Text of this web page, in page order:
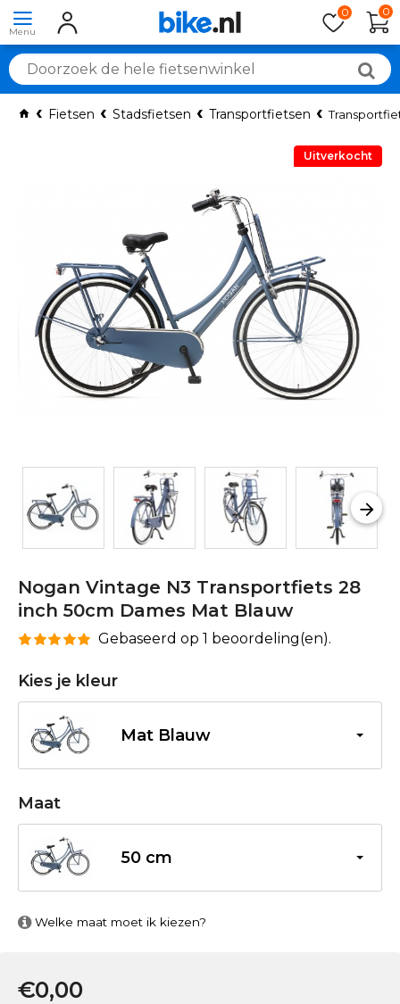
0 0
Fietsen Stadsfietsen Transportfietsen
Uitverkocht
Nogan Vintage N3 Transportfiets 28
inch 50cm Dames Mat Blauw
Kies je kleur
Mat Blauw
Maat
50 cm
Welke maat moet ik kiezen?
Gebaseerd op 1 beoordeling(en).
€0,00